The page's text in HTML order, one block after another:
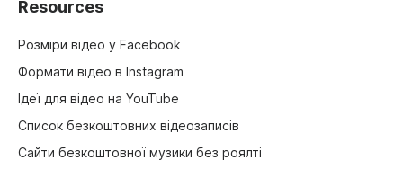
Resources
Розміри відео у Facebook
Формати відео в Instagram
Ідеї для відео на YouTube
Список безкоштовних відеозаписів
Сайти безкоштовної музики без роялті